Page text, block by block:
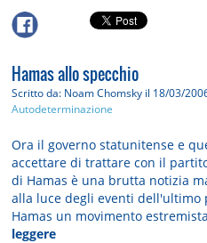
Hamas allo specchio
Scritto da: Noam Chomsky il 18/03/
Autodeterminazione
Ora il governo statunitense e
accettare di trattare con il
di Hamas è una brutta notizia
alla luce degli eventi dell'ultimo
Hamas un movimento
leggere